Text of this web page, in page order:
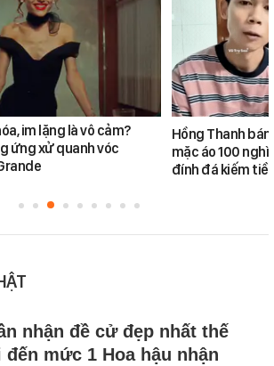
im lặng là vô cảm?
ứng xử quanh vóc
Hồng Thanh
mặc áo 100
đính đá kiếm
nhận đề cử đẹp nhất thế
mức 1 Hoa hậu nhận